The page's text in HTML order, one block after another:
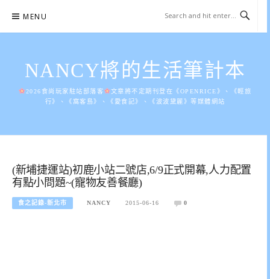
content
MENU
NANCY將的生活筆計本
2026食尚玩家駐站部落客
文章將不定期刊登在《OPENRICE》、《輕旅
行》、《窩客島》、《愛食記》、《波波黛麗》等媒體網站
(新埔捷運站)初鹿小站二號店,6/9正式開幕,人力配置
有點小問題~(寵物友善餐廳)
食之記錄-新北市 NANCY 2015-06-16 0